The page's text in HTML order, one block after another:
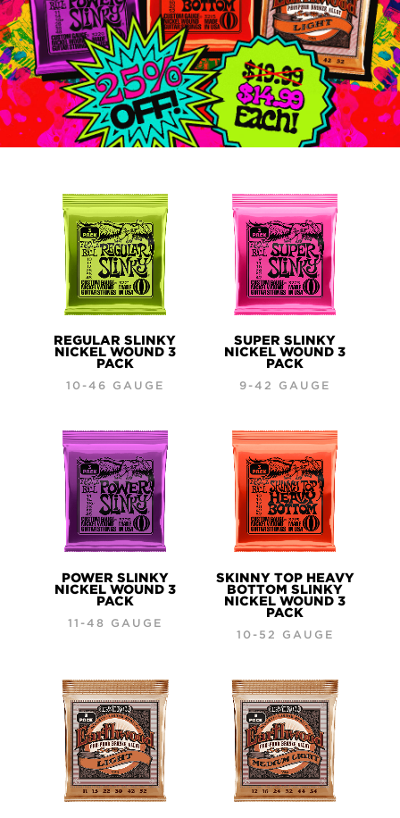
REGULAR SLINKY
NICKEL WOUND 3
PACK
10-46 GAUGE
SUPER SLINKY
NICKEL WOUND 3
PACK
9-42 GAUGE
POWER SLINKY
NICKEL WOUND 3
PACK
11-48 GAUGE
SKINNY TOP HEAVY
BOTTOM SLINKY
NICKEL WOUND 3
PACK
10-52 GAUGE